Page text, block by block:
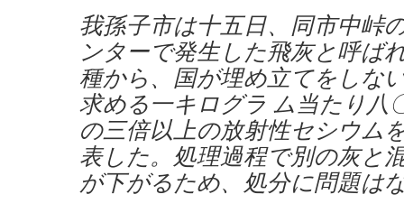
我孫子市は十五日、同市中峠
ンターで発生した飛灰と呼ば
種から、国が埋め立てをしな
求める一キログラ ム当たり八
の三倍以上の放射性セシウム
表した。処理過程で別の灰と
が下がるため、処分に問題は